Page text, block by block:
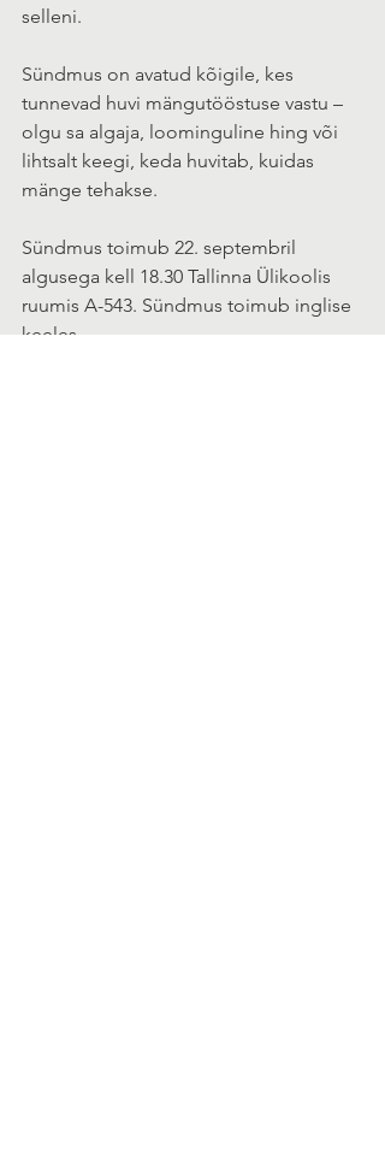
selleni.
Sündmus on avatud kõigile, kes
tunnevad huvi mängutööstuse vastu –
olgu sa algaja, loominguline hing või
lihtsalt keegi, keda huvitab, kuidas
mänge tehakse.
Sündmus toimub 22. septembril
algusega kell 18.30 Tallinna Ülikoolis
ruumis A-543. Sündmus toimub inglise
keeles.